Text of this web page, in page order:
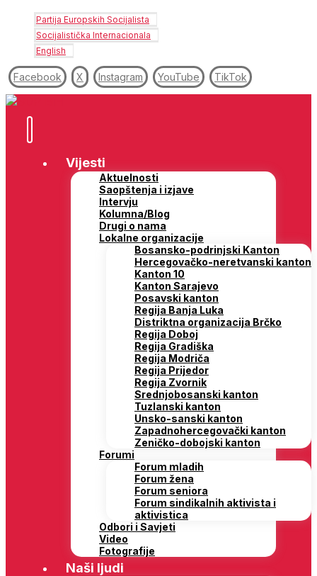
Partija Europskih Socijalista
Socijalistička Internacionala
English
Facebook X Instagram YouTube TikTok
Vijesti
Aktuelnosti
Saopštenja i izjave
Intervju
Kolumna/Blog
Drugi o nama
Lokalne organizacije
Bosansko-podrinjski Kanton
Hercegovačko-neretvanski kanton
Kanton 10
Kanton Sarajevo
Posavski kanton
Regija Banja Luka
Distriktna organizacija Brčko
Regija Doboj
Regija Gradiška
Regija Modriča
Regija Prijedor
Regija Zvornik
Srednjobosanski kanton
Tuzlanski kanton
Unsko-sanski kanton
Zapadnohercegovački kanton
Zeničko-dobojski kanton
Forumi
Forum mladih
Forum žena
Forum seniora
Forum sindikalnih aktivista i
aktivistica
Odbori i Savjeti
Video
Fotografije
Naši ljudi